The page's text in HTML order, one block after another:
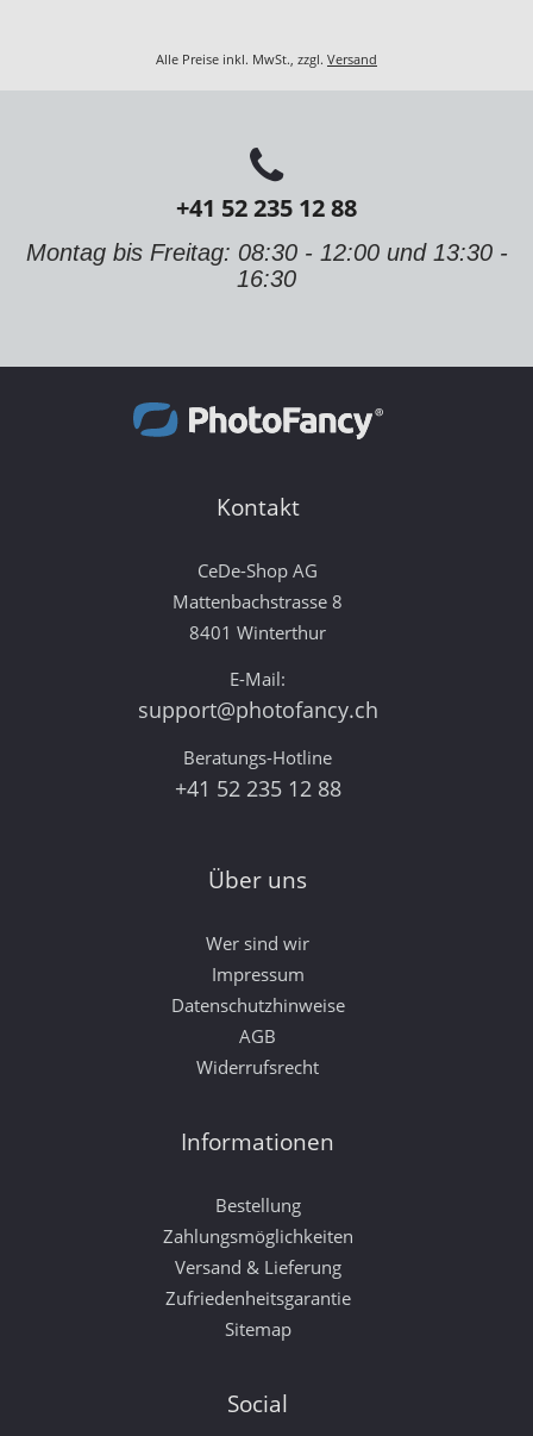
Alle Preise inkl. MwSt., zzgl. Versand
+41 52 235 12 88
Montag bis Freitag: 08:30 - 12:00 und 13:30 -
16:30
Kontakt
CeDe-Shop AG
Mattenbachstrasse 8
8401 Winterthur
E-Mail:
support@photofancy.ch
Beratungs-Hotline
+41 52 235 12 88
Über uns
Wer sind wir
Impressum
Datenschutzhinweise
AGB
Widerrufsrecht
Informationen
Bestellung
Zahlungsmöglichkeiten
Versand & Lieferung
Zufriedenheitsgarantie
Sitemap
Social